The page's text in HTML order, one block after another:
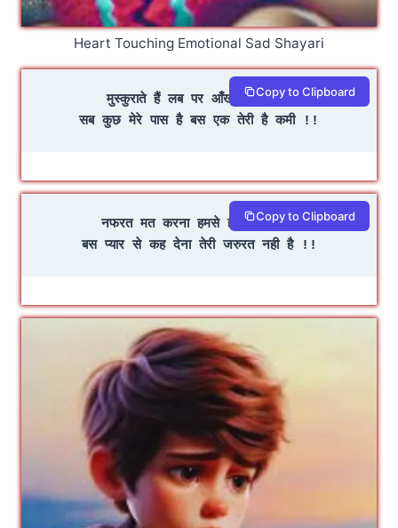
Heart Touching Emotional Sad Shayari
मुस्कुराते हैं लब पर आँखों में है नमी
सब कुछ मेरे पास है बस एक तेरी है कमी !!
Copy to Clipboard
नफरत मत करना हमसे हमे बुरा लगेगा
बस प्यार से कह देना तेरी जरुरत नही है !!
Copy to Clipboard